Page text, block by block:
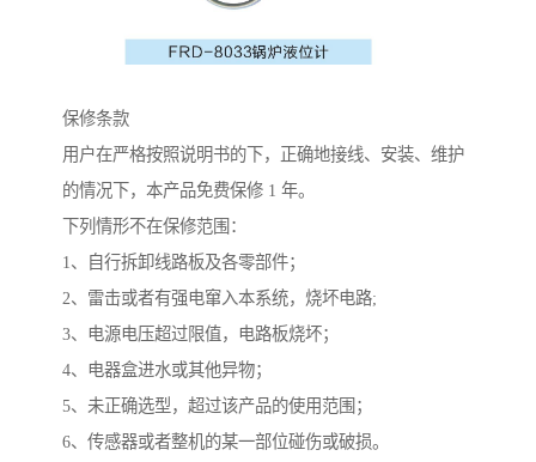
保修条款
用户在严格按照说明书的下，正确地接线、安装、维护
的情况下，本产品免费保修 1 年。
下列情形不在保修范围：
1、自行拆卸线路板及各零部件；
2、雷击或者有强电窜入本系统，烧坏电路;
3、电源电压超过限值，电路板烧坏；
4、电器盒进水或其他异物；
5、未正确选型，超过该产品的使用范围；
6、传感器或者整机的某一部位碰伤或破损。